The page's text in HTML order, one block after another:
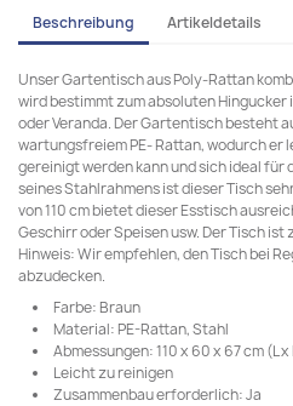
Beschreibung Artikeldetails
Unser Gartentisch aus Poly-Rattan
wird bestimmt zum absoluten Hingucker
oder Veranda. Der Gartentisch besteht
wartungsfreiem PE- Rattan, wodurch er
gereinigt werden kann und sich ideal für
seines Stahlrahmens ist dieser Tisch
von 110 cm bietet dieser Esstisch
Geschirr oder Speisen usw. Der Tisch
Hinweis: Wir empfehlen, den Tisch bei
abzudecken.
Farbe: Braun
Material: PE-Rattan, Stahl
Abmessungen: 110 x 60 x 67 cm (L x
Leicht zu reinigen
Zusammenbau erforderlich: Ja